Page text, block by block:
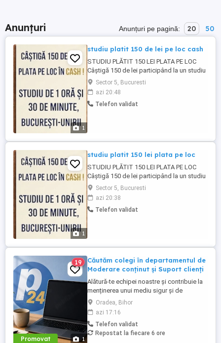
Anunțuri Anunțuri pe pagină: 20 50
1
studiu platit 150 de lei pe loc cash
STUDIU PLĂTIT 150 LEI PLATA PE LOC
Câștigă 150 de lei participând la un studiu
care durează aproximativ 1 oră și 30 de
minute. Se testează atenția, memoria
vizuală și viteza de reacție. Doar pentru
bărbați. București, zona Unirii. Pentru
Sector 5, Bucuresti
azi 20:48
Telefon validat
1
studiu platit 150 lei plata pe loc
STUDIU PLĂTIT 150 LEI PLATA PE LOC
Câștigă 150 de lei participând la un studiu
care durează aproximativ 1 oră și 30 de
minute. Se testează atenția, memoria
vizuală și viteza de reacție. Doar pentru
bărbați. București, zona Unirii. Pentru
Sector 5, Bucuresti
azi 20:38
Telefon validat
Promovat 1
19
Căutăm colegi în departamentul de
Moderare conținut și Suport clienți
Alătură-te echipei noastre și contribuie la
menținerea unui mediu sigur și de
încredere pe platformele noastre de
anunțuri din România, Germania și
Ungaria. În funcție de experiența și
abilitățile tale, vei avea un rol în moderarea
conținutului postat de utilizatori și sau în
Oradea, Bihor
azi 17:16
Telefon validat
Repostat la fiecare 6 ore